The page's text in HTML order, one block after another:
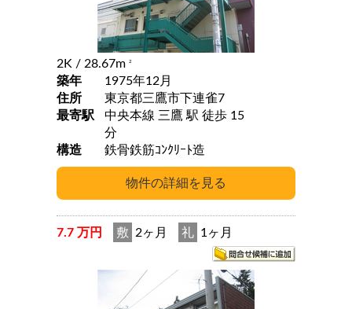
2K / 28.67m 2
築年
1975年12月
住所
東京都三鷹市下連雀7
最寄駅
中央本線 三鷹 駅 徒歩 15
分
構造
鉄骨鉄筋ｺﾝｸﾘｰﾄ造
7.7 万円 敷 2ヶ月 礼 1ヶ月